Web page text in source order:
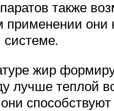
также
системе.
жир
лучше теплой